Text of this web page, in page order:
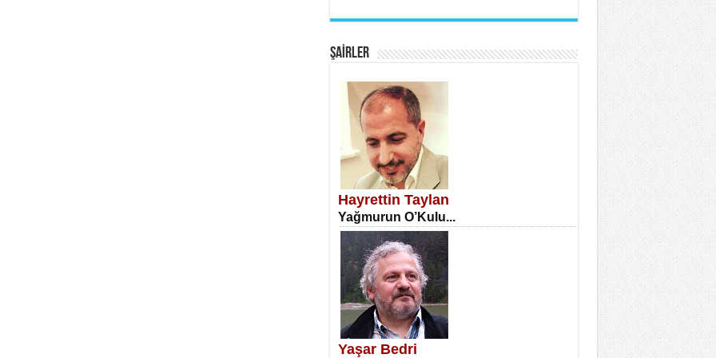
SATILMIŞ ÜMİT ÇETİNKAYA
Erkenlik...
NECLA DİLEK ARSLAN
Öğretmenler Günü Mahkemesi...
ŞAİRLER
Hayrettin Taylan
Yağmurun O’Kulu...
Yaşar Bedri